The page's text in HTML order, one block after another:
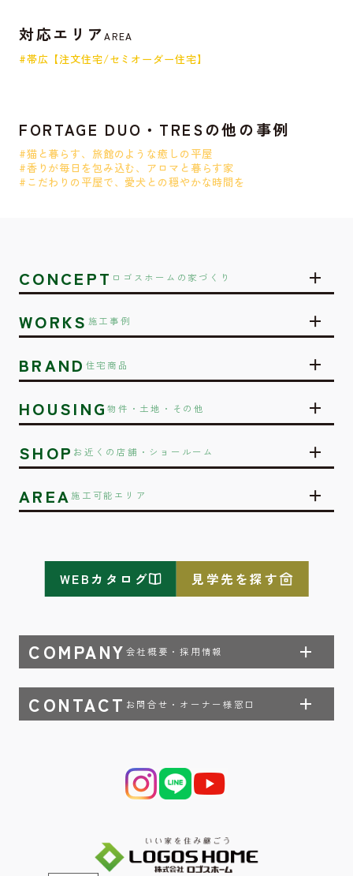
対応エリアAREA
#帯広【注文住宅/セミオーダー住宅】
FORTAGE DUO・TRESの他の事例
#猫と暮らす、旅館のような癒しの平屋
#香りが毎日を包み込む、アロマと暮らす家
#こだわりの平屋で、愛犬との穏やかな時間を
CONCEPT ロゴスホームの家づくり
WORKS 施工事例
BRAND 住宅商品
HOUSING物件・土地・その他
SHOP お近くの店舗・ショールーム
AREA施工可能エリア
COMPANY 会社概要・採用情報
CONTACT お問合せ・オーナー様窓口
WEBカタログ 見学先を探す